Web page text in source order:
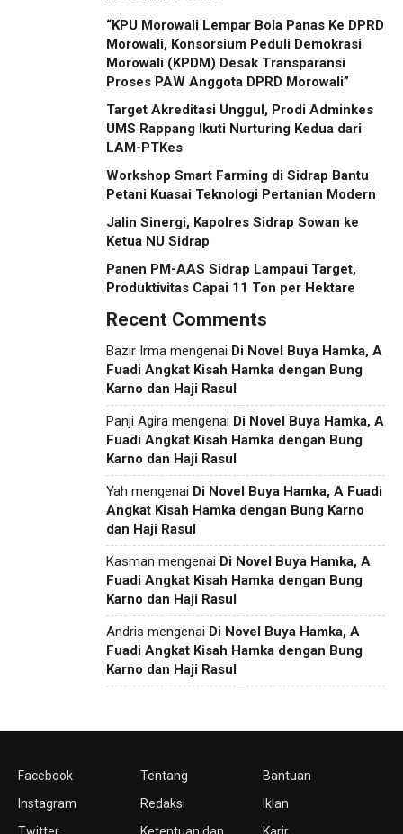
“KPU Morowali Lempar Bola Panas Ke DPRD
Morowali, Konsorsium Peduli Demokrasi
Morowali (KPDM) Desak Transparansi
Proses PAW Anggota DPRD Morowali”
Target Akreditasi Unggul, Prodi Adminkes
UMS Rappang Ikuti Nurturing Kedua dari
LAM-PTKes
Workshop Smart Farming di Sidrap Bantu
Petani Kuasai Teknologi Pertanian Modern
Jalin Sinergi, Kapolres Sidrap Sowan ke
Ketua NU Sidrap
Panen PM-AAS Sidrap Lampaui Target,
Produktivitas Capai 11 Ton per Hektare
Recent Comments
Bazir Irma mengenai Di Novel Buya Hamka, A
Fuadi Angkat Kisah Hamka dengan Bung
Karno dan Haji Rasul
Panji Agira mengenai Di Novel Buya Hamka, A
Fuadi Angkat Kisah Hamka dengan Bung
Karno dan Haji Rasul
Yah mengenai Di Novel Buya Hamka, A Fuadi
Angkat Kisah Hamka dengan Bung Karno
dan Haji Rasul
Kasman mengenai Di Novel Buya Hamka, A
Fuadi Angkat Kisah Hamka dengan Bung
Karno dan Haji Rasul
Andris mengenai Di Novel Buya Hamka, A
Fuadi Angkat Kisah Hamka dengan Bung
Karno dan Haji Rasul
Facebook
Instagram
Tentang
Redaksi
Bantuan
Iklan